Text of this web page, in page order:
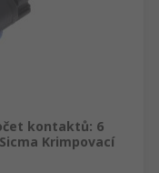
kontaktů: 6
Krimpovací